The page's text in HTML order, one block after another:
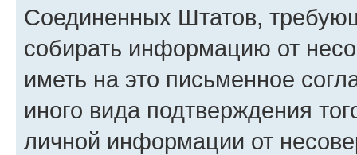
Соединенных Штатов,
собирать информацию от
иметь на это письменное
иного вида подтверждения
личной информации от